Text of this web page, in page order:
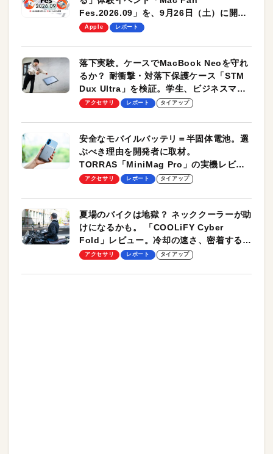
Fes.2026.09」を、9月26日（土）に開催
します！
Apple レポート
落下実験。ケースでMacBook Neoを守れ
るか？ 耐衝撃・対落下保護ケース「STM
Dux Ultra」を検証。学生、ビジネスマン
のモバイルユースに最適！
アクセサリ レポート タイアップ
安全なモバイルバッテリ＝半固体電池。選
ぶべき理由を開発者に取材。
TORRAS「MiniMag Pro」の実機レビュ
ーも
アクセサリ レポート タイアップ
夏場のバイクは地獄？ ネッククーラーが助
けになるかも。 「COOLiFY Cyber
Fold」レビュー。冷却の速さ、密着する冷
却プレート、シンプルな操作性がグッド！
アクセサリ レポート タイアップ